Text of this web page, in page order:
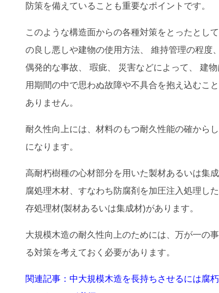
防策を備えていることも重要なポイントです。
このような構造面からの各種対策をとったとし
の良し悪しや建物の使用方法、 維持管理の程度
偶発的な事故、 瑕疵、 災害などによって、 建
用期間の中で思わぬ故障や不具合を抱え込むこ
ありません。
耐久性向上には、材料のもつ耐久性能の確から
になります。
高耐朽樹種の心材部分を用いた製材あるいは集
腐処理木材、すなわち防腐剤を加圧注入処理し
存処理材(製材あるいは集成材)があります。
大規模木造の耐久性向上のためには、万が一の
る対策を考えておく必要があります。
関連記事：中大規模木造を長持ちさせるには腐